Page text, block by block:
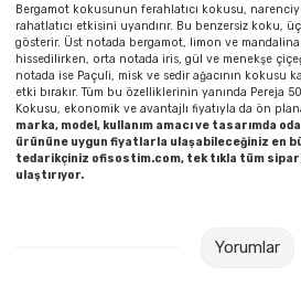
Bergamot kokusunun ferahlatıcı kokusu,
rahatlatıcı etkisini uyandırır. Bu benzersiz koku,
gösterir. Üst notada bergamot, limon ve mandalina
hissedilirken, orta notada iris, gül ve menekşe
notada ise Paçuli, misk ve sedir ağacının kokusu
etki bırakır. Tüm bu özelliklerinin yanında Pereja
Kokusu, ekonomik ve avantajlı fiyatıyla da ön
marka, model, kullanım amacı ve tasarımda
ürününe uygun fiyatlarla ulaşabileceğiniz en
tedarikçiniz ofisostim.com, tek tıkla tüm
ulaştırıyor.
Yorumlar